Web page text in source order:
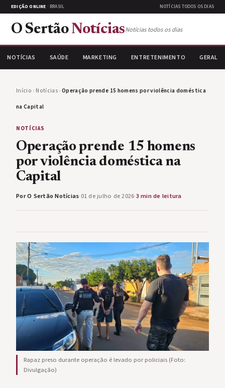
EDIÇÃO ONLINE · BRASIL NOTÍCIAS TODOS OS DIAS
O Sertão NotíciasNotícias todos os dias
NOTÍCIAS SAÚDE MARKETING ENTRETENIMENTO GERAL
Início › Notícias›Operação prende 15 homens por violência doméstica
na Capital
NOTÍCIAS
Operação prende 15 homens
por violência doméstica na
Capital
Por O Sertão Notícias·01 de julho de 2026·3 min de leitura
Rapaz preso durante operação é levado por policiais (Foto:
Divulgação)